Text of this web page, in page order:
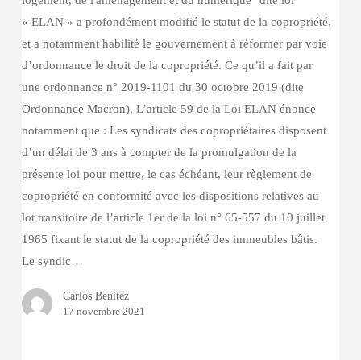
« ELAN » a profondément modifié le statut de la copropriété,
et a notamment habilité le gouvernement à réformer par voie
d’ordonnance le droit de la copropriété. Ce qu’il a fait par
une ordonnance n° 2019-1101 du 30 octobre 2019 (dite
Ordonnance Macron), L’article 59 de la Loi ELAN énonce
notamment que : Les syndicats des copropriétaires disposent
d’un délai de 3 ans à compter de la promulgation de la
présente loi pour mettre, le cas échéant, leur règlement de
copropriété en conformité avec les dispositions relatives au
lot transitoire de l’article 1er de la loi n° 65-557 du 10 juillet
1965 fixant le statut de la copropriété des immeubles bâtis.
Le syndic…
Carlos Benitez
17 novembre 2021